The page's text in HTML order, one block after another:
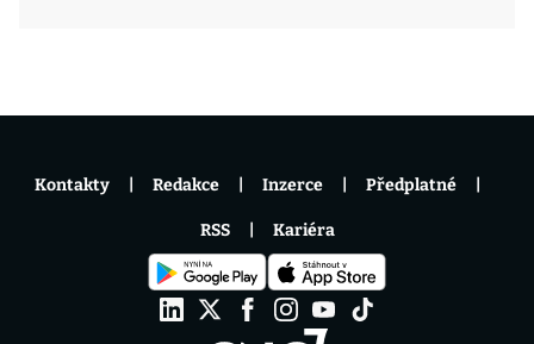
Kontakty Redakce Inzerce Předplatné
RSS Kariéra